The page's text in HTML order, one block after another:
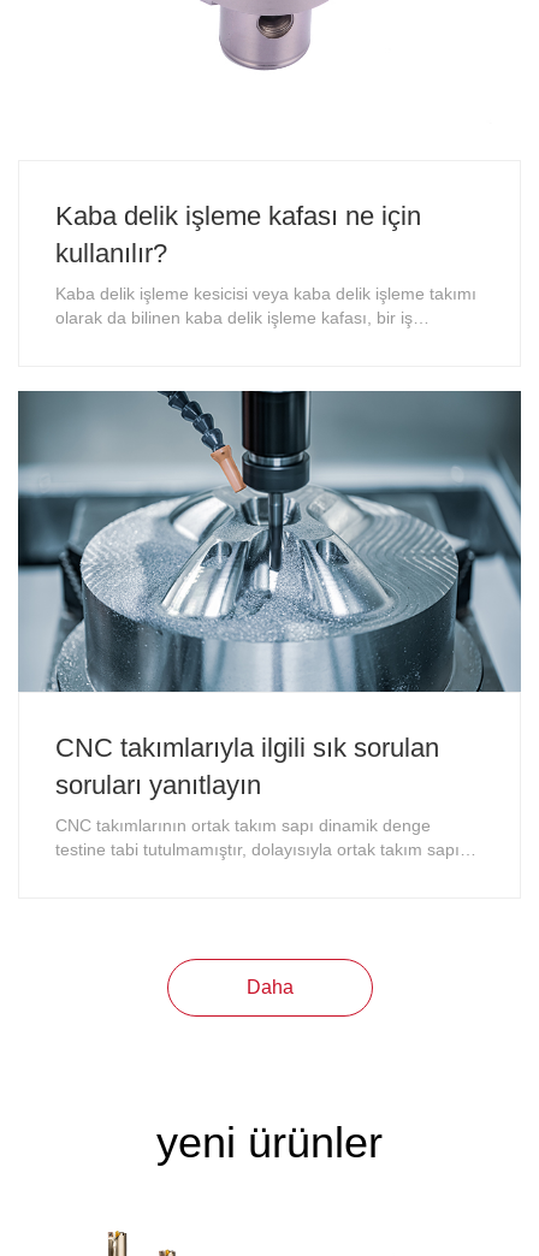
Kaba delik işleme kafası ne için
kullanılır?
Kaba delik işleme kesicisi veya kaba delik işleme takımı
olarak da bilinen kaba delik işleme kafası, bir iş
CNC takımlarıyla ilgili sık sorulan
soruları yanıtlayın
CNC takımlarının ortak takım sapı dinamik denge
testine tabi tutulmamıştır, dolayısıyla ortak takım sapının
Daha
yeni ürünler